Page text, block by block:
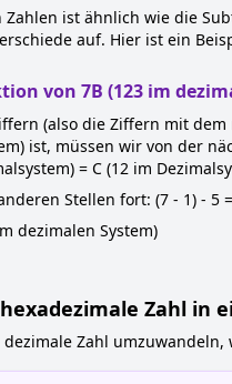
Zahlen ist ähnlich wie die
auf. Hier ist ein
von 7B (123 im
(also die Ziffern mit
ist, müssen wir von der
= C (12 im
Stellen fort: (7 - 1) -
dezimalen System)
Zahl in
Zahl